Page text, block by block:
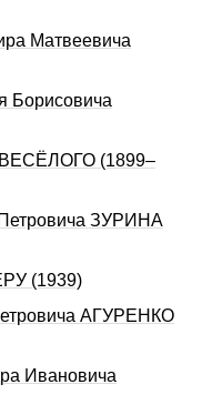
Матвеевича
Боpисовича
ВЕСЁЛОГО (1899–
ЗУРИНА
(1939)
АГУРЕНКО
Ивановича